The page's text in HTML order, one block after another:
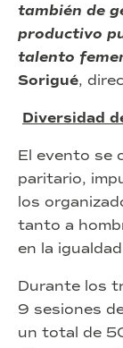
también de
productivo
talento
Sorigué,
Diversidad
El evento se
paritario,
los
tanto a
en la
Durante los
9 sesiones
un total de